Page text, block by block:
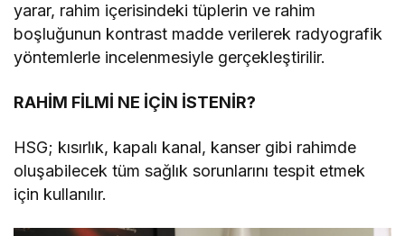
yarar, rahim içerisindeki tüplerin ve rahim
boşluğunun kontrast madde verilerek radyografik
yöntemlerle incelenmesiyle gerçekleştirilir.
RAHİM FİLMİ NE İÇİN İSTENİR?
HSG; kısırlık, kapalı kanal, kanser gibi rahimde
oluşabilecek tüm sağlık sorunlarını tespit etmek
için kullanılır.